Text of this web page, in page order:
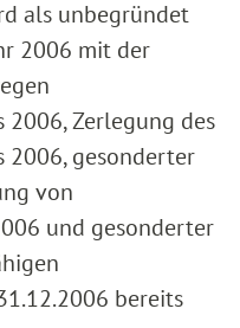
als unbegründet
2006 mit der
2006, Zerlegung des
2006, gesonderter
von
und gesonderter
bereits